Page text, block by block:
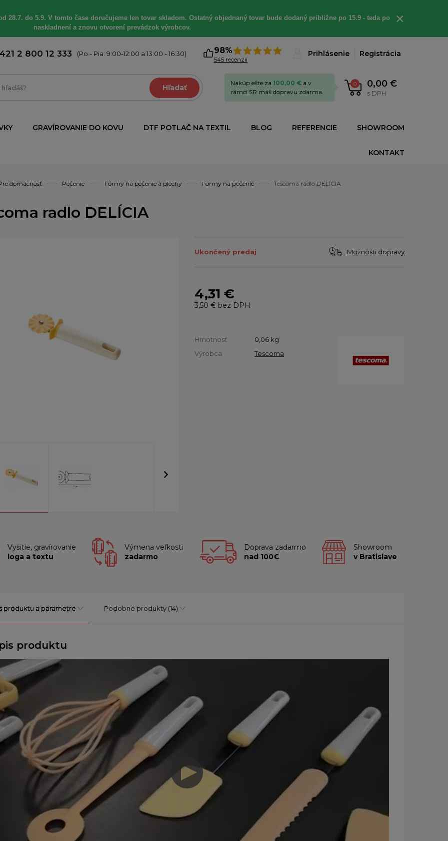
28.7. do 5.9. V tomto čase doručujeme len tovar skladom. Ostatný objednaný tovar bude dodaný približne po 15.9 - teda po
naskladnení a znovu otvorení prevádzok výrobcov.
×
2 800 12 333 (Po - Pia: 9:00-12:00 a 13:00 - 16:30) 98%
545 recenzií
Prihlásenie Registrácia
Hľadať 0 0,00 €
s DPH
Nakúp ešte za 100,00 € a v
rámci SR máš dopravu zdarma.
GRAVÍROVANIE DO KOVU DTF POTLAČ NA TEXTIL BLOG REFERENCIE SHOWROOM
KONTAKT
domácnosť Pečenie Formy na pečenie a plechy Formy na pečenie Tescoma radlo DELÍCIA
radlo DELÍCIA
Ukončený predaj Možnosti dopravy
4,31 €
3,50 € bez DPH
Hmotnosť 0,06 kg
Výrobca
Tescoma
Vyšitie, gravírovanie
loga a textu
Výmena veľkosti
zadarmo
Doprava zadarmo
nad 100€
Showroom
v Bratislave
produktu a parametre Podobné produkty (14)
produktu